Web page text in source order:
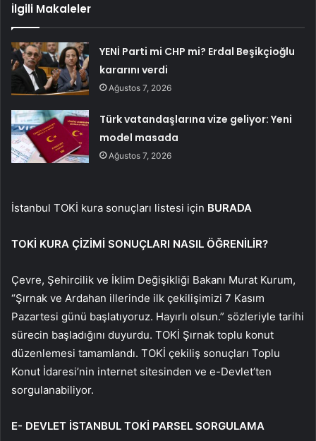
İlgili Makaleler
YENİ Parti mi CHP mi? Erdal Beşikçioğlu
kararını verdi
Ağustos 7, 2026
Türk vatandaşlarına vize geliyor: Yeni
model masada
Ağustos 7, 2026
İstanbul TOKİ kura sonuçları listesi için BURADA
TOKİ KURA ÇİZİMİ SONUÇLARI NASIL ÖĞRENİLİR?
Çevre, Şehircilik ve İklim Değişikliği Bakanı Murat Kurum,
“Şırnak ve Ardahan illerinde ilk çekilişimizi 7 Kasım
Pazartesi günü başlatıyoruz. Hayırlı olsun.” sözleriyle tarihi
sürecin başladığını duyurdu. TOKİ Şırnak toplu konut
düzenlemesi tamamlandı. TOKİ çekiliş sonuçları Toplu
Konut İdaresi’nin internet sitesinden ve e-Devlet’ten
sorgulanabiliyor.
E- DEVLET İSTANBUL TOKİ PARSEL SORGULAMA